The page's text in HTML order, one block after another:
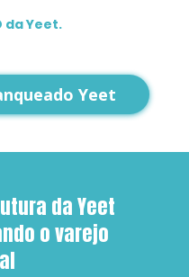
da Yeet.
Yeet
da Yeet
o varejo